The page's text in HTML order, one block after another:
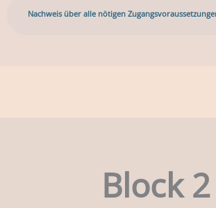
Nachweis über alle nötigen
Block 2